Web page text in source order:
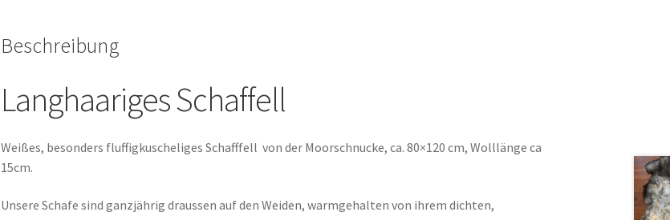
Beschreibung
Langhaariges Schaffell
Weißes, besonders fluffigkuscheliges Schafffell von der Moorschnucke, ca. 80×120 cm, Wolllänge ca
15cm.
Unsere Schafe sind ganzjährig draussen auf den Weiden, warmgehalten von ihrem dichten,